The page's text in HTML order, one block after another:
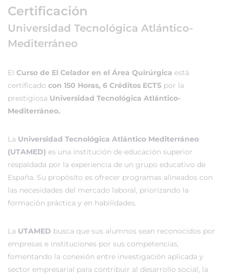
Certificación
Universidad Tecnológica Atlántico-
Mediterráneo
El Curso de El Celador en el Área Quirúrgica está
certificado con 150 Horas, 6 Créditos ECTS por la
prestigiosa Universidad Tecnológica Atlántico-
Mediterráneo.
La Universidad Tecnológica Atlántico Mediterráneo
(UTAMED) es una institución de educación superior
respaldada por la experiencia de un grupo educativo de
España. Su propósito es ofrecer programas alineados con
las necesidades del mercado laboral, priorizando la
formación práctica y en habilidades.
La UTAMED busca que sus alumnos sean reconocidos por
empresas e instituciones por sus competencias,
fomentando la conexión entre investigación aplicada y
sector empresarial para contribuir al desarrollo social, la